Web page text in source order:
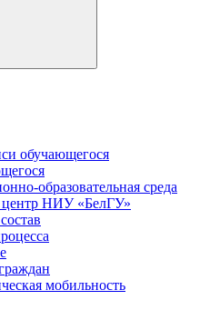
обучающегося
образовательная среда
НИУ «БелГУ»
мобильность